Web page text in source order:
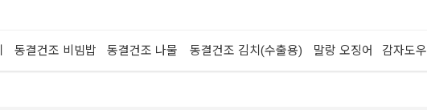
동결건조 비빔밥 동결건조 나물 동결건조 김치(수출용) 말랑 오징어 감자도